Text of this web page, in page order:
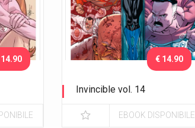
Invincible vol. 14
€ 14.90
EBOOK DISPONIBILE